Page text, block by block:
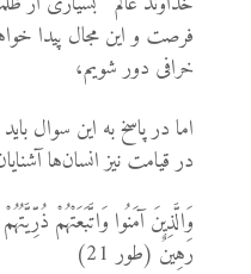
فرصت و این مجال پیدا
خرافی دور شویم،
اما در پاسخ به این سوال
در قیامت نیز انسان‌ها
وَالَّذِينَ آمَنُوا وَاتَّبَعَتْهُمْ
رَهِينٌ (طور 21)